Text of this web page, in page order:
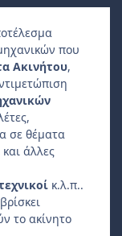
που
Ακινήτου,
σε θέματα
άλλες
κ.λ.π..
το ακίνητο